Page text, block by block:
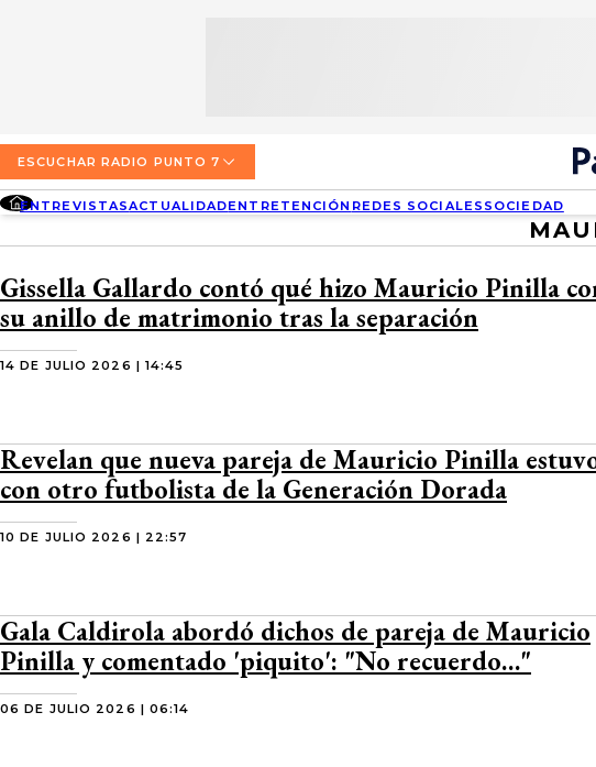
ACTUALIDAD
ENTRETENCIÓN
SOCIEDAD
CONCEPCIÓN
TEMUCO
VALDIVIA
PUERTO MONTT
QUIÉNES SOMOS
DIRECCIONES
CONTACTO COMERCIAL
TARIFAS POLÍTICAS PÁGINA 7
TARIFAS POLÍTICAS RADIO PUNTO 7
POLÍTICA DE PRIVACIDAD
ESCUCHAR RADIO PUNTO 7
ENTREVISTASACTUALIDADENTRETENCIÓN REDES SOCIALES SOCIEDAD
Gissella Gallardo contó qué hizo Mauricio Pinilla
su anillo de matrimonio tras la separación
14 DE JULIO 2026 | 14:45
Revelan que nueva pareja de Mauricio Pinilla
con otro futbolista de la Generación Dorada
10 DE JULIO 2026 | 22:57
Gala Caldirola abordó dichos de pareja de Mauricio
Pinilla y comentado 'piquito': "No recuerdo…"
06 DE JULIO 2026 | 06:14